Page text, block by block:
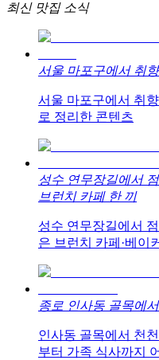
최신 맛집 소식
서울 마포구에서 취
서울 마포구에서 취
로 정리한 콘텐츠
성수 연무장길에서
브런치 카페 한 끼
성수 연무장길에서
은 브런치 카페·베이
종로 인사동 골목에
인사동 골목에서 천
부터 가족 식사까지